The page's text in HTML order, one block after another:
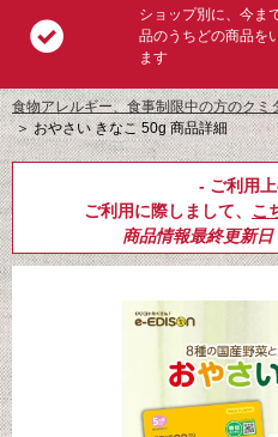
ショップ別に、今ま
品のうちどの商品を
ます
食物アレルギー、食事制限中の方のクミ
＞おやさい きなこ 50g 商品詳細
- ご利用
ご利用に際しまして、 こ
商品情報最終更新日